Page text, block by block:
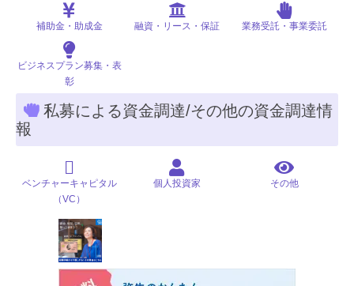
補助金・助成金 融資・リース・保証 業務受託・事業委託
ビジネスプラン募集・表
彰
私募による資金調達/その他の資金調達情
報
ベンチャーキャピタル
（VC）
個人投資家 その他